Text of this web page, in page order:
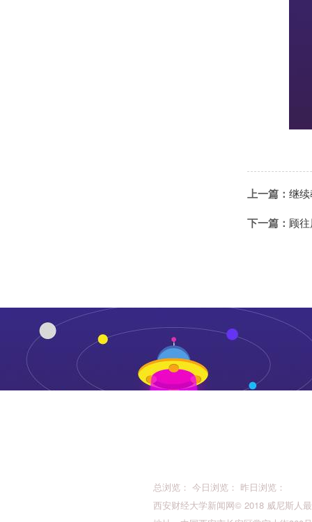
上一篇： 继
下一篇： 顾
总浏览： 今日浏览： 昨日浏览：
西安财经大学新闻网© 2018 威尼斯人